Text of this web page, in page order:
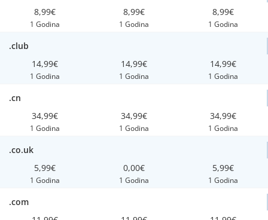
8,99€
1 Godina
8,99€
1 Godina
8,99€
1 Godina
.club
14,99€
1 Godina
14,99€
1 Godina
14,99€
1 Godina
.cn
34,99€
1 Godina
34,99€
1 Godina
34,99€
1 Godina
.co.uk
5,99€
1 Godina
0,00€
1 Godina
5,99€
1 Godina
.com